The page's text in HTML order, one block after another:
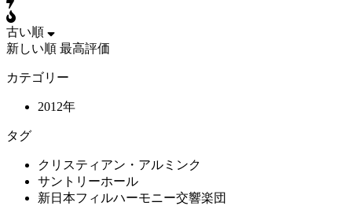
古い順
新しい順 最高評価
カテゴリー
2012年
タグ
クリスティアン・アルミンク
サントリーホール
新日本フィルハーモニー交響楽団